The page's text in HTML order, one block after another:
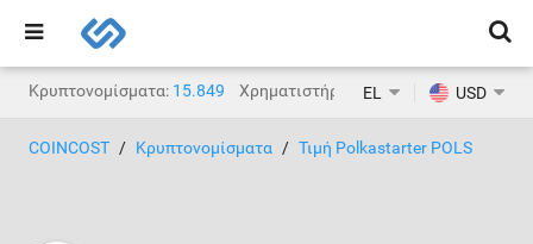
Κρυπτονομίσματα: 15.849 Χρηματιστήρια κρυπτονομισμάτων:
EL USD
COINCOST Κρυπτονομίσματα Τιμή Polkastarter POLS